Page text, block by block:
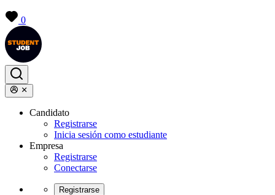
0
Candidato
Registrarse
Inicia sesión como estudiante
Empresa
Registrarse
Conectarse
Registrarse